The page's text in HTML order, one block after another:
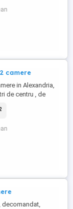
camere
in Alexandria,
de centru , de
balcon inchis,
este in
in orice
decomandat,